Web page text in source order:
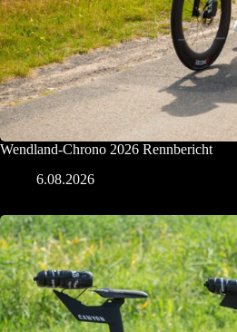
Wendland-Chrono 2026 Rennbericht
6.08.2026